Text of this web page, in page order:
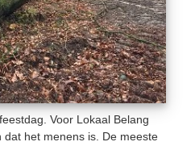
Voor Lokaal Belang
het menens is. De meeste